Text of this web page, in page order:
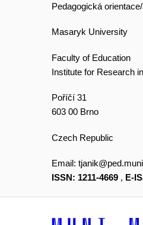
Pedagogická
Masaryk University
Faculty of Education
Institute for Research
Poříčí 31
603 00 Brno
Czech Republic
Email:
ISSN: 1211-4669 , E-